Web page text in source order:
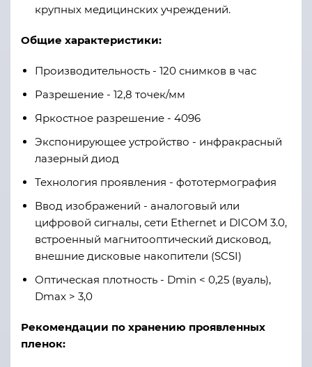
крупных медицинских учреждений.
Общие характеристики:
Производительность - 120 снимков в час
Разрешение - 12,8 точек/мм
Яркостное разрешение - 4096
Экспонирующее устройство - инфракрасный
лазерный диод
Технология проявления - фототермография
Ввод изображений - аналоговый или
цифровой сигналы, сети Ethernet и DICOM 3.0,
встроенный магнитооптический дисковод,
внешние дисковые накопители (SCSI)
Оптическая плотность - Dmin < 0,25 (вуаль),
Dmax > 3,0
Рекомендации по хранению проявленных
пленок: